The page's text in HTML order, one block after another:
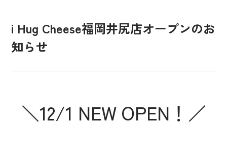
i Hug Cheese福岡井尻店オープンのお
知らせ
＼12/1 NEW OPEN！／